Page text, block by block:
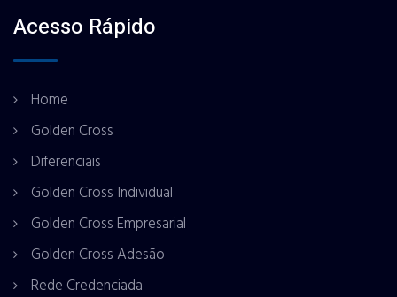
Acesso Rápido
Home
Golden Cross
Diferenciais
Golden Cross Individual
Golden Cross Empresarial
Golden Cross Adesão
Rede Credenciada